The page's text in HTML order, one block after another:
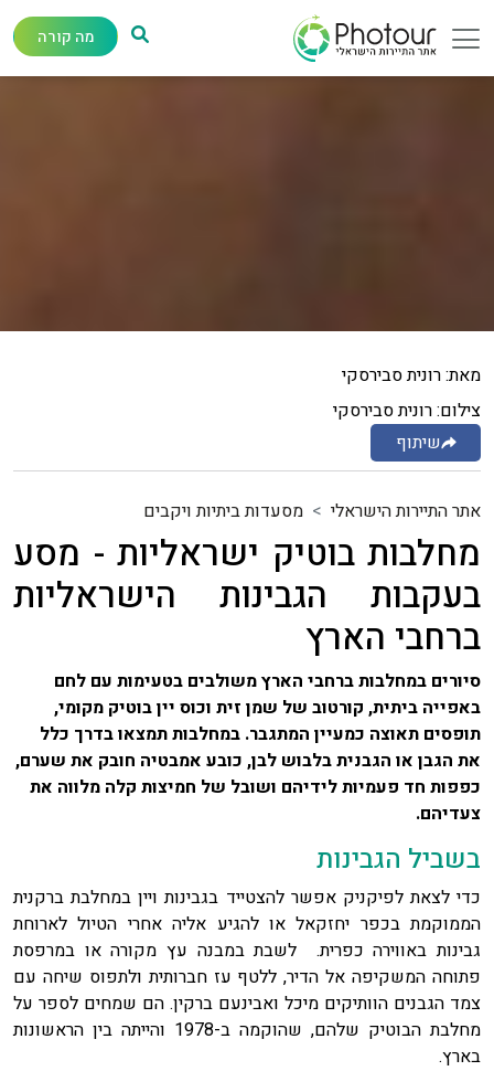
מה קורה
מאת: רונית סבירסקי
צילום: רונית סבירסקי
שיתוף
אתר התיירות הישראלי מסעדות ביתיות ויקבים
מחלבות בוטיק ישראליות - מסע
בעקבות הגבינות הישראליות
ברחבי הארץ
סיורים במחלבות ברחבי הארץ משולבים בטעימות עם לחם
באפייה ביתית, קורטוב של שמן זית וכוס יין בוטיק מקומי,
תופסים תאוצה כמעיין המתגבר. במחלבות תמצאו בדרך כלל
את הגבן או הגבנית בלבוש לבן, כובע אמבטיה חובק את שערם,
כפפות חד פעמיות לידיהם ושובל של חמיצות קלה מלווה את
צעדיהם.
בשביל הגבינות
כדי לצאת לפיקניק אפשר להצטייד בגבינות ויין במחלבת ברקנית
הממוקמת בכפר יחזקאל או להגיע אליה אחרי הטיול לארוחת
גבינות באווירה כפרית. לשבת במבנה עץ מקורה או במרפסת
פתוחה המשקיפה אל הדיר, ללטף עז חברותית ולתפוס שיחה עם
צמד הגבנים הוותיקים מיכל ואבינעם ברקין. הם שמחים לספר על
מחלבת הבוטיק שלהם, שהוקמה ב-1978 והייתה בין הראשונות
בארץ.